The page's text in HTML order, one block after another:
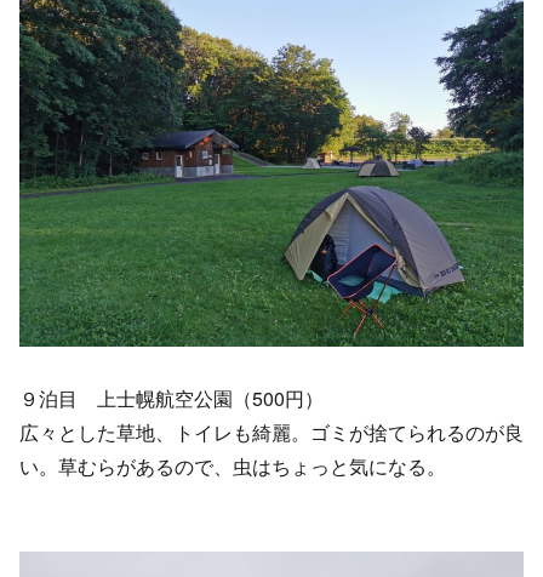
９泊目 上士幌航空公園（500円）
広々とした草地、トイレも綺麗。ゴミが捨てられるのが良
い。草むらがあるので、虫はちょっと気になる。